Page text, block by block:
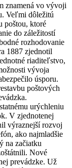
znamená vo vývoji
Veľmi dôležitú
poštou, ktoré
do záležitostí
rozhodovanie
1887 zjednotil
riaditeľstvo,
vývoja
úsporu.
poštových
urýchleniu
V zjednotenej
výraznejší rozvoj
ako najmladšie
na začiatku
Nové
prevádzke. Už